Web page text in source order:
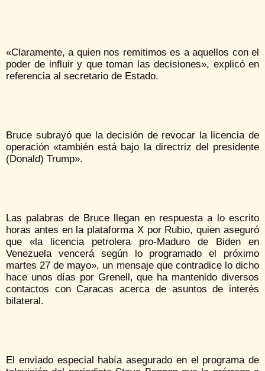
«Claramente, a quien nos remitimos es a aquellos con el
poder de influir y que toman las decisiones», explicó en
referencia al secretario de Estado.
Bruce subrayó que la decisión de revocar la licencia de
operación «también está bajo la directriz del presidente
(Donald) Trump».
Las palabras de Bruce llegan en respuesta a lo escrito
horas antes en la plataforma X por Rubio, quien aseguró
que «la licencia petrolera pro-Maduro de Biden en
Venezuela vencerá según lo programado el próximo
martes 27 de mayo», un mensaje que contradice lo dicho
hace unos días por Grenell, que ha mantenido diversos
contactos con Caracas acerca de asuntos de interés
bilateral.
El enviado especial había asegurado en el programa de